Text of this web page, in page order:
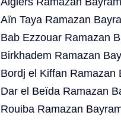
Aïn Taya Ramazan
Bab Ezzouar Ramazan
Birkhadem Ramazan
Bordj el Kiffan Ramazan
Dar el Beïda Ramazan
Rouiba Ramazan